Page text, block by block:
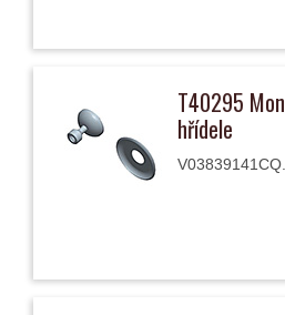
T40295
hřídele
V03839141CQ...